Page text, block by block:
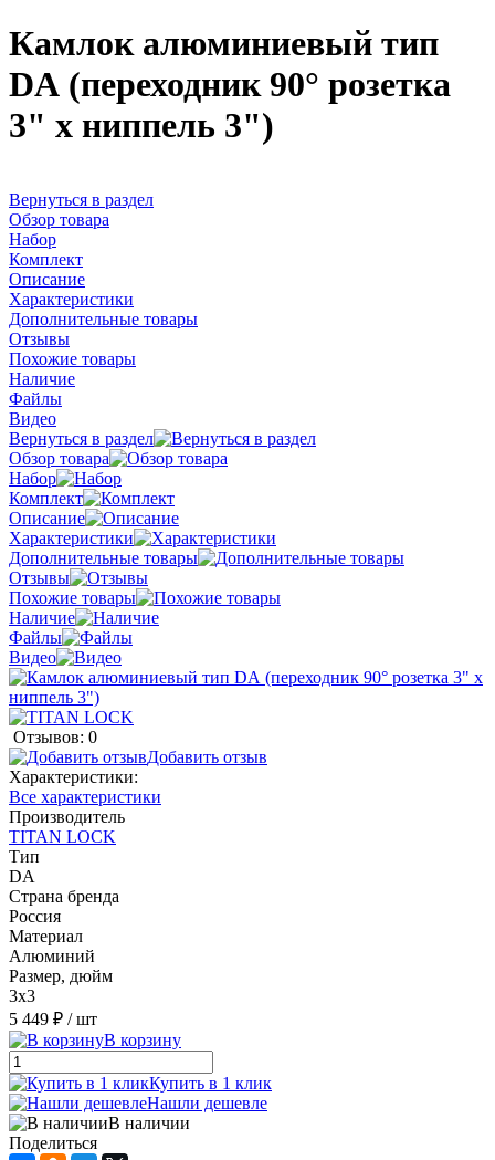
Камлок алюминиевый тип
DА (переходник 90° розетка
3" х ниппель 3")
Вернуться в раздел
Обзор товара
Набор
Комплект
Описание
Характеристики
Дополнительные товары
Отзывы
Похожие товары
Наличие
Файлы
Видео
Вернуться в раздел
Обзор товара
Набор
Комплект
Описание
Характеристики
Дополнительные товары
Отзывы
Похожие товары
Наличие
Файлы
Видео
Отзывов: 0
Добавить отзыв
Характеристики:
Все характеристики
Производитель
TITAN LOCK
Тип
DА
Страна бренда
Россия
Материал
Алюминий
Размер, дюйм
3x3
5 449 ₽ / шт
В корзину
Купить в 1 клик
Нашли дешевле
В наличии
Поделиться